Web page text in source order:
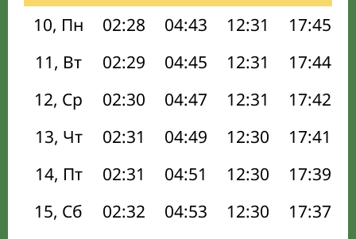
10, Пн
02:28 04:43 12:31 17:45
11, Вт
02:29 04:45 12:31 17:44
12, Ср
02:30 04:47 12:31 17:42
13, Чт
02:31 04:49 12:30 17:41
14, Пт
02:31 04:51 12:30 17:39
15, Сб
02:32 04:53 12:30 17:37